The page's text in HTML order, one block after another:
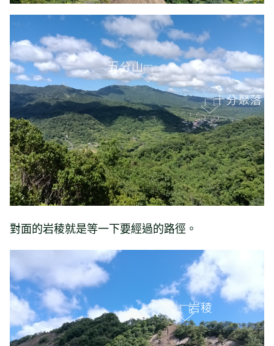
對面的岩稜就是等一下要經過的路徑。